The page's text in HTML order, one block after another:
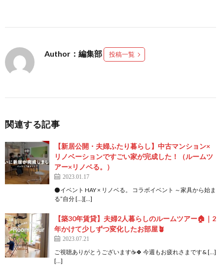
Author：編集部 投稿一覧
関連する記事
【新居公開・夫婦ふたり暮らし】中古マンション×
リノベーションですごい家が完成した！（ルームツ
アー×リノベる。）
2023.01.17
⚫イベント HAY × リノベる。 コラボイベント ～家具から始ま
る”自分 […][…]
【築30年賃貸】夫婦2人暮らしのルームツアー🏠｜2
年かけて少しずつ変化したお部屋🪴
2023.07.21
ご視聴ありがとうございます☕️🍀 今週もお疲れさまです& […]
[…]